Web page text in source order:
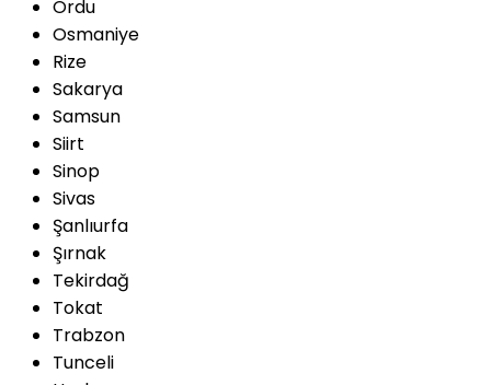
Ordu
Osmaniye
Rize
Sakarya
Samsun
Siirt
Sinop
Sivas
Şanlıurfa
Şırnak
Tekirdağ
Tokat
Trabzon
Tunceli